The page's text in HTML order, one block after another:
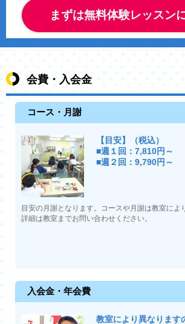
まずは無料体験レッスン
会費・入会金
コース・月謝
【目安】（税込）
■週１回：7,810円～
■週２回：9,790円～
目安の月謝となります。コースや月謝は教室によ
詳細は教室までお問い合わせください。
入会金・年会費
教室により異なります